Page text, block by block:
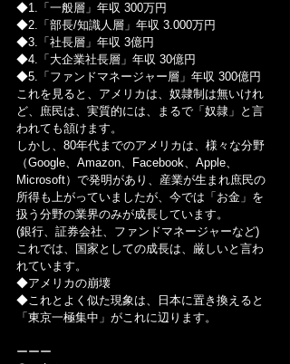
◆1.「一般層」年収 300万円
◆2.「部長/知識人層」年収 3.000万円
◆3.「社長層」年収 3億円
◆4.「大企業社長層」年収 30億円
◆5.「ファンドマネージャー層」年収 300億円
これを見ると、アメリカは、奴隷制は無いけれ
ど、庶民は、実質的には、まるで「奴隷」と言
われても頷けます。
しかし、80年代までのアメリカは、様々な分野
（Google、Amazon、Facebook、Apple、
Microsoft）で発明があり、産業が生まれ庶民の
所得も上がっていましたが、今では「お金」を
扱う分野の業界のみが成長しています。
(銀行、証券会社、ファンドマネージャーなど)
これでは、国家としての成長は、厳しいと言わ
れています。
◆アメリカの崩壊
◆これとよく似た現象は、日本に置き換えると
「東京一極集中」がこれに辺ります。
ーーー